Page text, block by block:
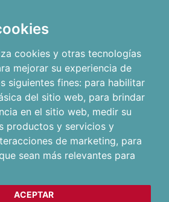
cookies y otras tecnologías
mejorar su experiencia de
siguientes fines: para habilitar
del sitio web, para brindar
en el sitio web, medir su
productos y servicios y
de marketing, para
sean más relevantes para
ACEPTAR